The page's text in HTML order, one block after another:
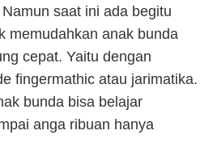
saat ini ada begitu
memudahkan anak bunda
cepat. Yaitu dengan
fingermathic atau jarimatika.
bunda bisa belajar
anga ribuan hanya